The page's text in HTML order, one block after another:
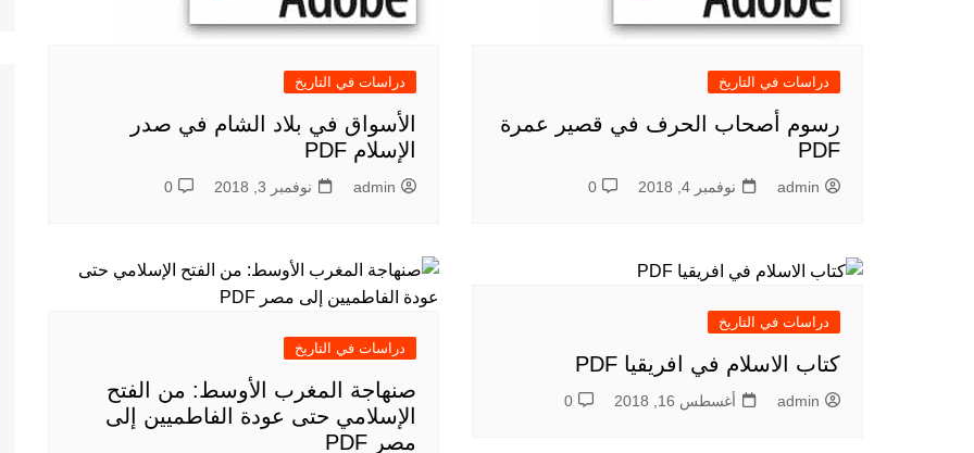
دراسات في التاريخ
رسوم أصحاب الحرف في قصير عمرة
PDF
admin نوفمبر 4, 2018 0
دراسات في التاريخ
الأسواق في بلاد الشام في صدر
الإسلام PDF
admin نوفمبر 3, 2018 0
دراسات في التاريخ
كتاب الاسلام في افريقيا PDF
admin أغسطس 16, 2018 0
دراسات في التاريخ
صنهاجة المغرب الأوسط: من الفتح
الإسلامي حتى عودة الفاطمیین إلى
مصر PDF